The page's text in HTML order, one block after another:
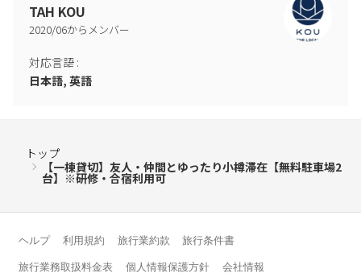
TAH KOU
2020/06からメンバー
対応言語 :
日本語, 英語
トップ
【一棟貸切】友人・仲間とゆったり小樽滞在【無料駐車場2
台】※研修・合宿利用可
ヘルプ 利用規約 旅行業約款 旅行条件書
旅行業務取扱料金表 個人情報保護方針 会社情報